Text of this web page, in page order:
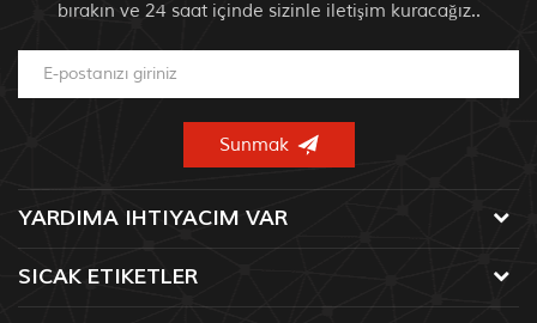
bırakın ve 24 saat içinde sizinle iletişim kuracağız..
YARDIMA IHTIYACIM VAR
SICAK ETIKETLER